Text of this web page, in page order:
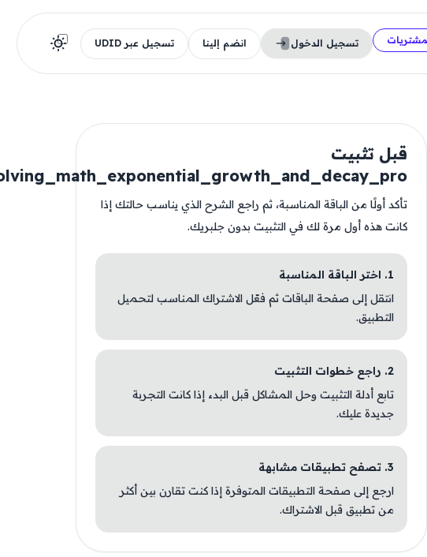
تسجيل الدخول انضم إلينا تسجيل عبر UDID
قبل تثبيت
تأكد أولًا من الباقة المناسبة، ثم راجع الشرح الذي يناسب حالتك إذا
كانت هذه أول مرة لك في التثبيت بدون جلبريك.
1. اختر الباقة المناسبة
انتقل إلى صفحة الباقات ثم فعّل الاشتراك المناسب لتحميل
التطبيق.
2. راجع خطوات التثبيت
تابع أدلة التثبيت وحل المشاكل قبل البدء إذا كانت التجربة
جديدة عليك.
3. تصفح تطبيقات مشابهة
ارجع إلى صفحة التطبيقات المتوفرة إذا كنت تقارن بين أكثر
من تطبيق قبل الاشتراك.